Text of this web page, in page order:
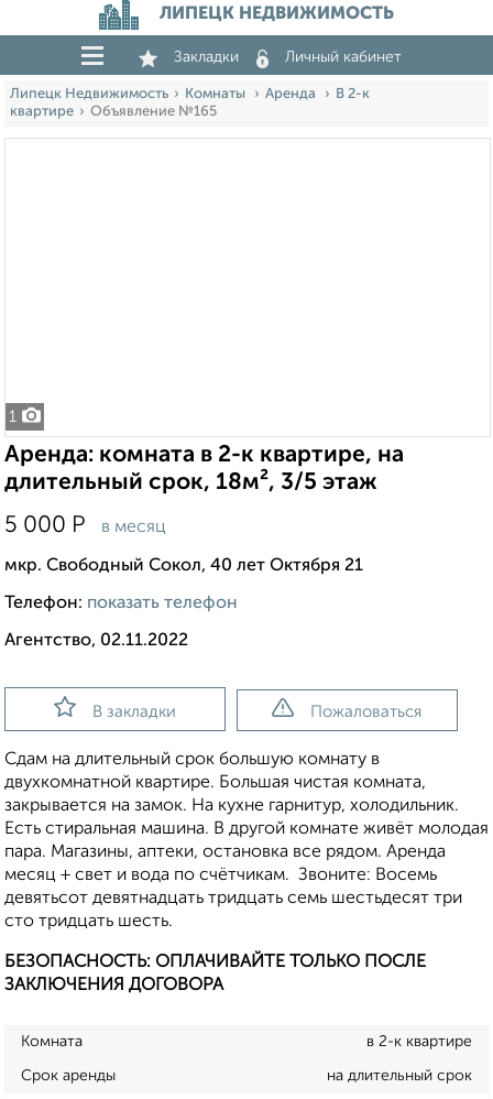
ЛИПЕЦК НЕДВИЖИМОСТЬ
Закладки Личный кабинет
Липецк Недвижимость Комнаты Аренда
В 2-к
квартире
Объявление №165
1
Аренда: комната в 2-к квартире, на
длительный срок, 18м², 3/5 этаж
5 000 Р в месяц
мкр. Свободный Сокол, 40 лет Октября 21
Телефон: показать телефон
Агентство, 02.11.2022
В закладки Пожаловаться
Сдам на длительный срок большую комнату в
двухкомнатной квартире. Большая чистая комната,
закрывается на замок. На кухне гарнитур, холодильник.
Есть стиральная машина. В другой комнате живёт молодая
пара. Магазины, аптеки, остановка все рядом. Аренда
месяц + свет и вода по счётчикам. Звоните: Восемь
девятьсот девятнадцать тридцать семь шестьдесят три
сто тридцать шесть.
БЕЗОПАСНОСТЬ: ОПЛАЧИВАЙТЕ ТОЛЬКО ПОСЛЕ
ЗАКЛЮЧЕНИЯ ДОГОВОРА
Комната в 2-к квартире
Срок аренды на длительный срок